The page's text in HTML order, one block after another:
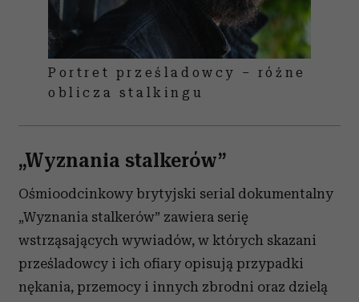
Portret prześladowcy – różne
oblicza stalkingu
„Wyznania stalkerów”
Ośmioodcinkowy brytyjski serial dokumentalny
„Wyznania stalkerów” zawiera serię
wstrząsających wywiadów, w których skazani
prześladowcy i ich ofiary opisują przypadki
nękania, przemocy i innych zbrodni oraz dzielą